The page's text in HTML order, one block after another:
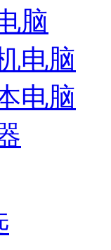
脑
电脑
电脑